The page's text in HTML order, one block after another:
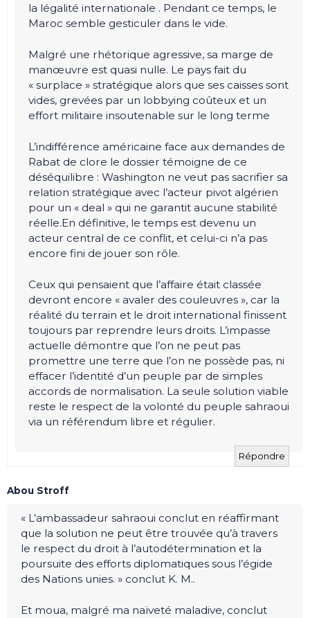
la légalité internationale . Pendant ce temps, le
Maroc semble gesticuler dans le vide.
Malgré une rhétorique agressive, sa marge de
manœuvre est quasi nulle. Le pays fait du
« surplace » stratégique alors que ses caisses sont
vides, grevées par un lobbying coûteux et un
effort militaire insoutenable sur le long terme
L’indifférence américaine face aux demandes de
Rabat de clore le dossier témoigne de ce
déséquilibre : Washington ne veut pas sacrifier sa
relation stratégique avec l’acteur pivot algérien
pour un « deal » qui ne garantit aucune stabilité
réelle.En définitive, le temps est devenu un
acteur central de ce conflit, et celui-ci n’a pas
encore fini de jouer son rôle.
Ceux qui pensaient que l’affaire était classée
devront encore « avaler des couleuvres », car la
réalité du terrain et le droit international finissent
toujours par reprendre leurs droits. L’impasse
actuelle démontre que l’on ne peut pas
promettre une terre que l’on ne possède pas, ni
effacer l’identité d’un peuple par de simples
accords de normalisation. La seule solution viable
reste le respect de la volonté du peuple sahraoui
via un référendum libre et régulier.
Répondre
Abou Stroff
« L’ambassadeur sahraoui conclut en réaffirmant
que la solution ne peut être trouvée qu’à travers
le respect du droit à l’autodétermination et la
poursuite des efforts diplomatiques sous l’égide
des Nations unies. » conclut K. M..
Et moua, malgré ma naïveté maladive, conclut